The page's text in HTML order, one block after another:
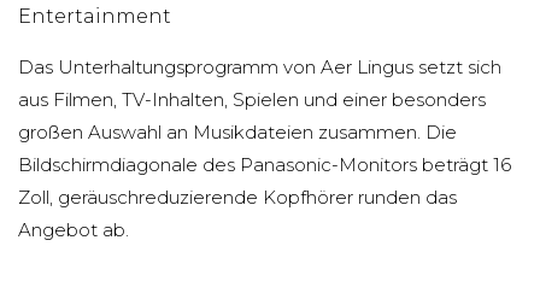
Entertainment
Das Unterhaltungsprogramm von Aer Lingus setzt sich
aus Filmen, TV-Inhalten, Spielen und einer besonders
großen Auswahl an Musikdateien zusammen. Die
Bildschirmdiagonale des Panasonic-Monitors beträgt 16
Zoll, geräuschreduzierende Kopfhörer runden das
Angebot ab.